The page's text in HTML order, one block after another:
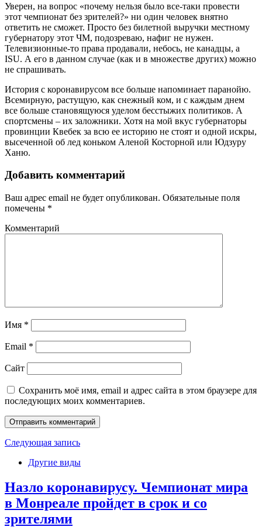
Уверен, на вопрос «почему нельзя было все-таки провести
этот чемпионат без зрителей?» ни один человек внятно
ответить не сможет. Просто без билетной выручки местному
губернатору этот ЧМ, подозреваю, нафиг не нужен.
Телевизионные-то права продавали, небось, не канадцы, а
ISU. А его в данном случае (как и в множестве других) можно
не спрашивать.
История с коронавирусом все больше напоминает паранойю.
Всемирную, растущую, как снежный ком, и с каждым днем
все больше становящуюся уделом бесстыжих политиков. А
спортсмены – их заложники. Хотя на мой вкус губернаторы
провинции Квебек за всю ее историю не стоят и одной искры,
высеченной об лед коньком Аленой Косторной или Юдзуру
Ханю.
Добавить комментарий
Ваш адрес email не будет опубликован. Обязательные поля
помечены *
Комментарий
Имя *
Email *
Сайт
Сохранить моё имя, email и адрес сайта в этом браузере для
последующих моих комментариев.
Следующая запись
Другие виды
Назло коронавирусу. Чемпионат мира
в Монреале пройдет в срок и со
зрителями